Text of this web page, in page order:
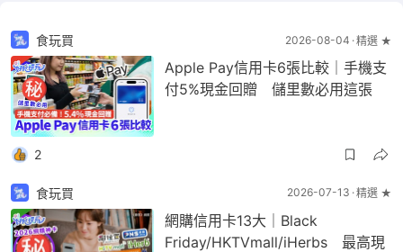
食玩買 2026-08-04 精選 ★
Apple Pay信用卡6張比較｜手機支
付5%現金回贈 儲里數必用這張
2
食玩買 2026-07-13 精選 ★
網購信用卡13大｜Black
Friday/HKTVmall/iHerbs 最高現